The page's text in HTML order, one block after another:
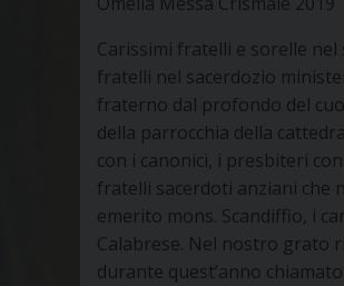
Carissimi fratelli e sorelle
fratelli nel sacerdozio
fraterno dal profondo del
della parrocchia della
con i canonici, i presbiteri
fratelli sacerdoti anziani che
emerito mons. Scandiffio, i
Calabrese. Nel nostro grato
durante quest’anno